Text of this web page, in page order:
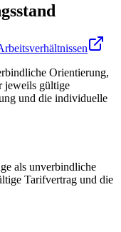
Orientierung,
jeweils gültige
und die individuelle
als unverbindliche
Tarifvertrag und die